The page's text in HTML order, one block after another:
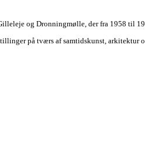
og Dronningmølle, der fra 1958 til
på tværs af samtidskunst,